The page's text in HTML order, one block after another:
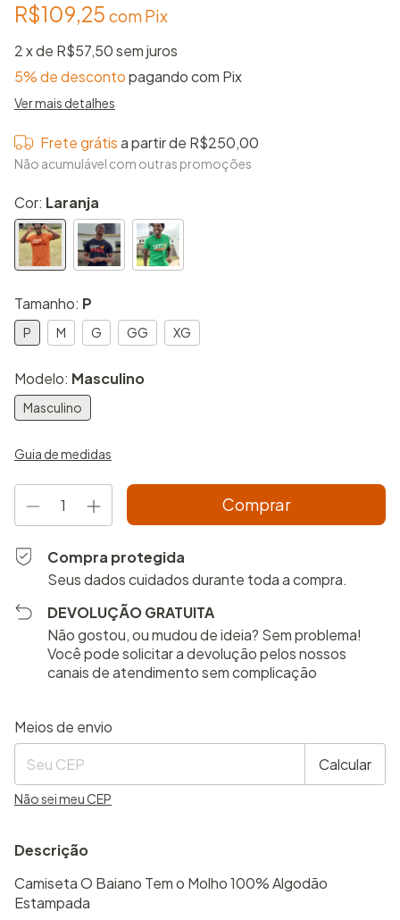
R$109,25 comPix
2x de R$57,50sem juros
5% de descontopagando com Pix
Ver mais detalhes
Frete grátis a partir de R$250,00
Não acumulável com outras promoções
Cor: Laranja
Tamanho: P
P M G GG XG
Modelo: Masculino
Masculino
Guia de medidas
Compra protegida
Seus dados cuidados durante toda a compra.
DEVOLUÇÃO GRATUITA
Não gostou, ou mudou de ideia? Sem problema!
Você pode solicitar a devolução pelos nossos
canais de atendimento sem complicação
Entregas para o CEP:
Meios de envio
Calcular
Não sei meu CEP
Descrição
Camiseta O Baiano Tem o Molho 100% Algodão
Estampada